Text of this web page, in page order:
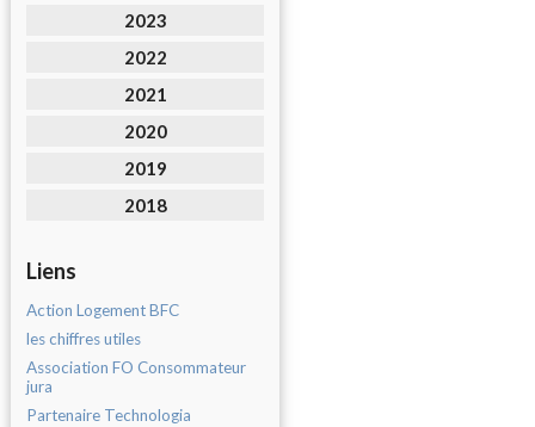
2023
2022
2021
2020
2019
2018
Liens
Action Logement BFC
les chiffres utiles
Association FO Consommateur
jura
Partenaire Technologia